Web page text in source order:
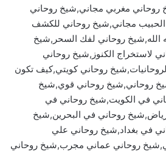
مغربي مجاني,شيخ روحاني
مجاني,شيخ روحاني للكشف
الله,شيخ روحاني لفك السحر,شيخ
لاستخراج الكنوز,شيخ روحاني
روحاني كويتي,كيف تكون
روحاني,شيخ روحاني قوي,شيخ
في الكويت,شيخ روحاني في
روحاني في البحرين,شيخ
في بغداد,شيخ روحاني علي
روحاني عماني مجرب,شيخ روحاني